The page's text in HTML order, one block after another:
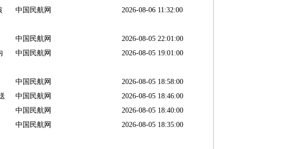
中国民航网 2026-08-06 11:32:00
中国民航网
2026-08-05 22:01:00
中国民航网 2026-08-05 19:01:00
中国民航网
2026-08-05 18:58:00
中国民航网
2026-08-05 18:46:00
中国民航网
2026-08-05 18:40:00
中国民航网 2026-08-05 18:35:00